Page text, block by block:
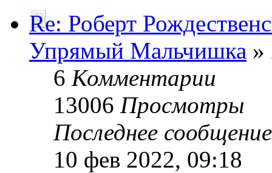
Re: Роберт
Упрямый Мальчишка »
6 Комментарии
13006 Просмотры
Последнее
10 фев 2022, 09:18